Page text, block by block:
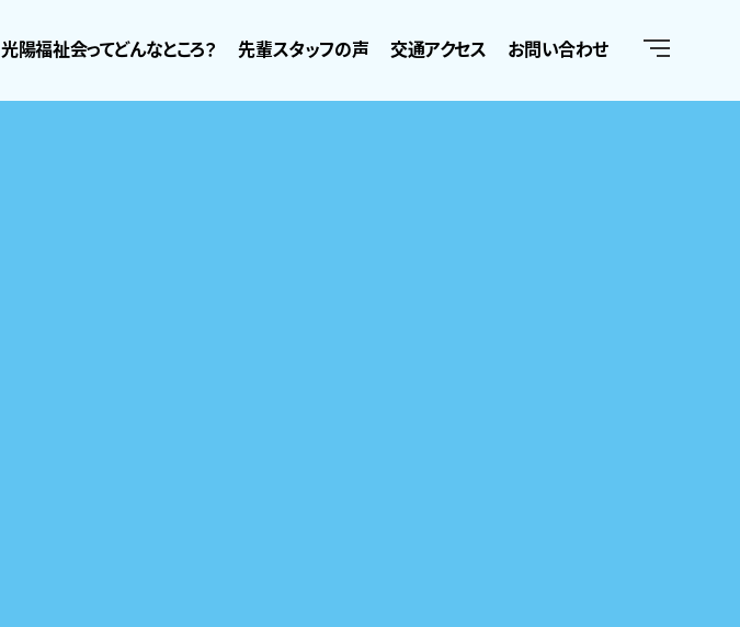
光陽福祉会ってどんなところ？ 先輩スタッフの声 交通アクセス お問い合わせ